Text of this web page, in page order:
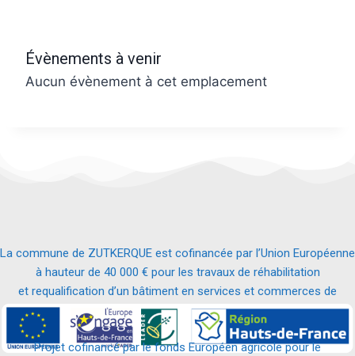
Évènements à venir
Aucun évènement à cet emplacement
La commune de ZUTKERQUE est cofinancée par l’Union Européenne
à hauteur de 40 000 € pour les travaux de réhabilitation
et requalification d’un bâtiment en services et commerces de
proximité.
Projet cofinancé par le fonds Européen agricole pour le